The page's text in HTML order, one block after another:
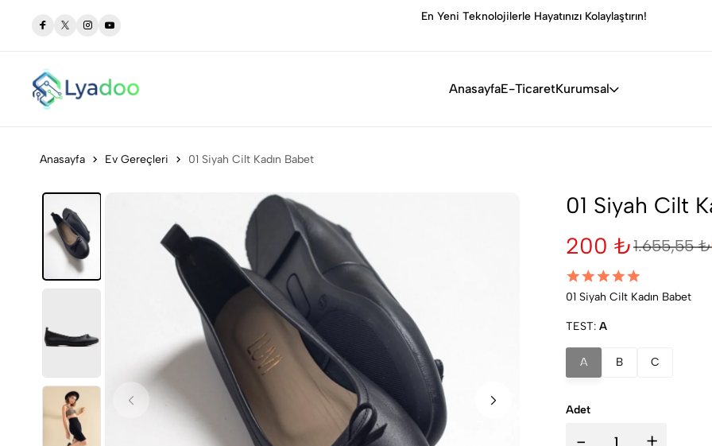
Evinizi Rahat ve Şık Hale Getirin, Her Köşede
AnasayfaE-TicaretKurumsal
Anasayfa Ev Gereçleri 01 Siyah Cilt Kadın Babet
01 Siyah Cilt
200 ₺1.655,55 ₺
01 Siyah Cilt Kadın Babet
TEST: A
A B C
Adet
- +